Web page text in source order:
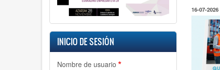
INICIO DE SESIÓN
Nombre de usuario
16-07-2026